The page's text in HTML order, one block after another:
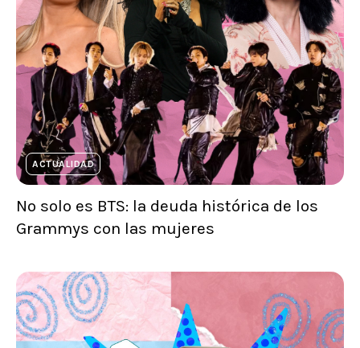
ACTUALIDAD
No solo es BTS: la deuda histórica de los
Grammys con las mujeres